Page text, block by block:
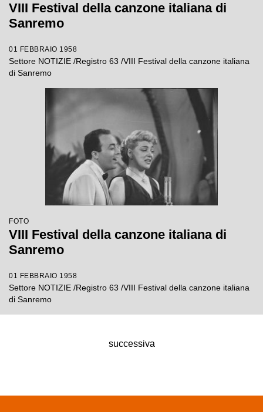
VIII Festival della canzone italiana di
Sanremo
01 FEBBRAIO 1958
Settore NOTIZIE /Registro 63 /VIII Festival della canzone italiana
di Sanremo
FOTO
VIII Festival della canzone italiana di
Sanremo
01 FEBBRAIO 1958
Settore NOTIZIE /Registro 63 /VIII Festival della canzone italiana
di Sanremo
successiva